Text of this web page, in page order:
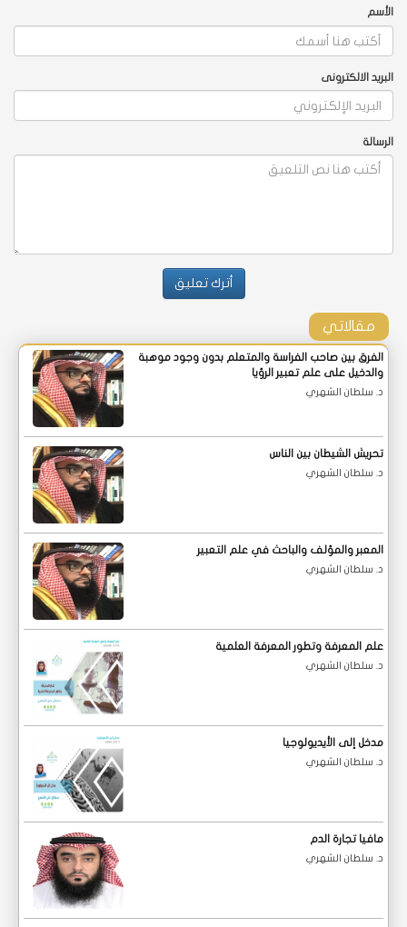
الأسم
البريد الالكترونى
الرسالة
مقالاتي
الفرق بين صاحب الفراسة والمتعلم بدون وجود موهبة
والدخيل على علم تعبير الرؤيا
د. سلطان الشهري
تحريش الشيطان بين الناس
د. سلطان الشهري
المعبر والمؤلف والباحث في علم التعبير
د. سلطان الشهري
علم المعرفة وتطور المعرفة العلمية
د. سلطان الشهري
مدخل إلى الأيديولوجيا
د. سلطان الشهري
مافيا تجارة الدم
د. سلطان الشهري